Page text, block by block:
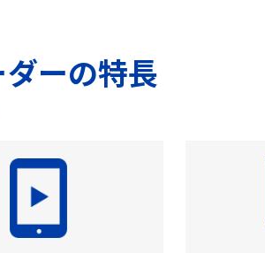
ーの特長